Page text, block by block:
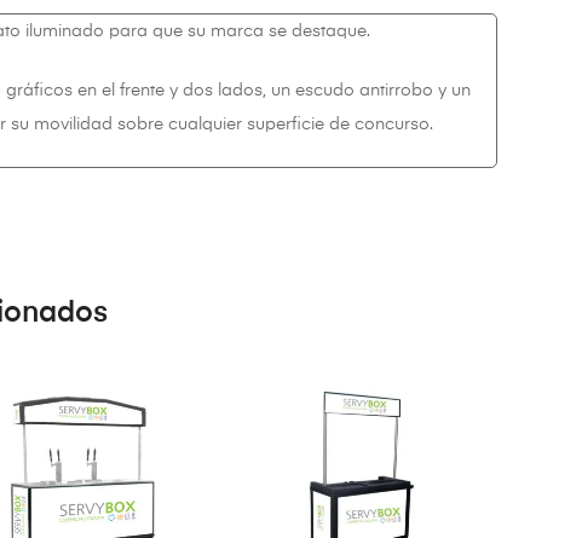
iluminado para que su marca se destaque.
en el frente y dos lados, un escudo antirrobo y un
su movilidad sobre cualquier superficie de concurso.